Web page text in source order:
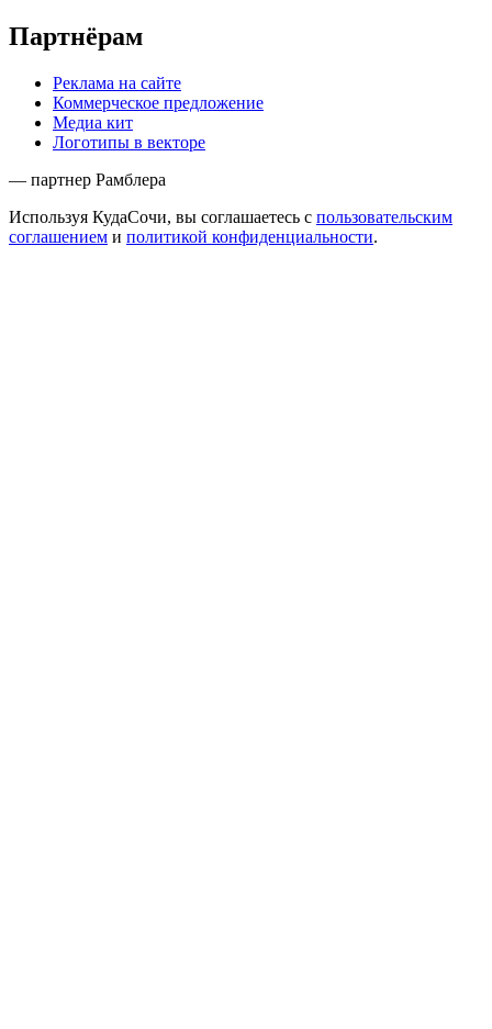
Партнёрам
Реклама на сайте
Коммерческое предложение
Медиа кит
Логотипы в векторе
— партнер Рамблера
Используя КудаСочи, вы соглашаетесь с пользовательским
соглашением и политикой конфиденциальности.